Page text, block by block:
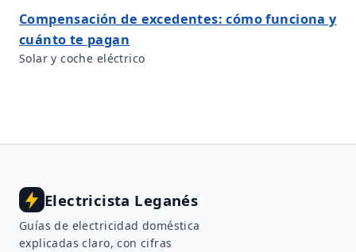
Compensación de excedentes: cómo funciona y
cuánto te pagan
Solar y coche eléctrico
Electricista Leganés
Guías de electricidad doméstica
explicadas claro, con cifras